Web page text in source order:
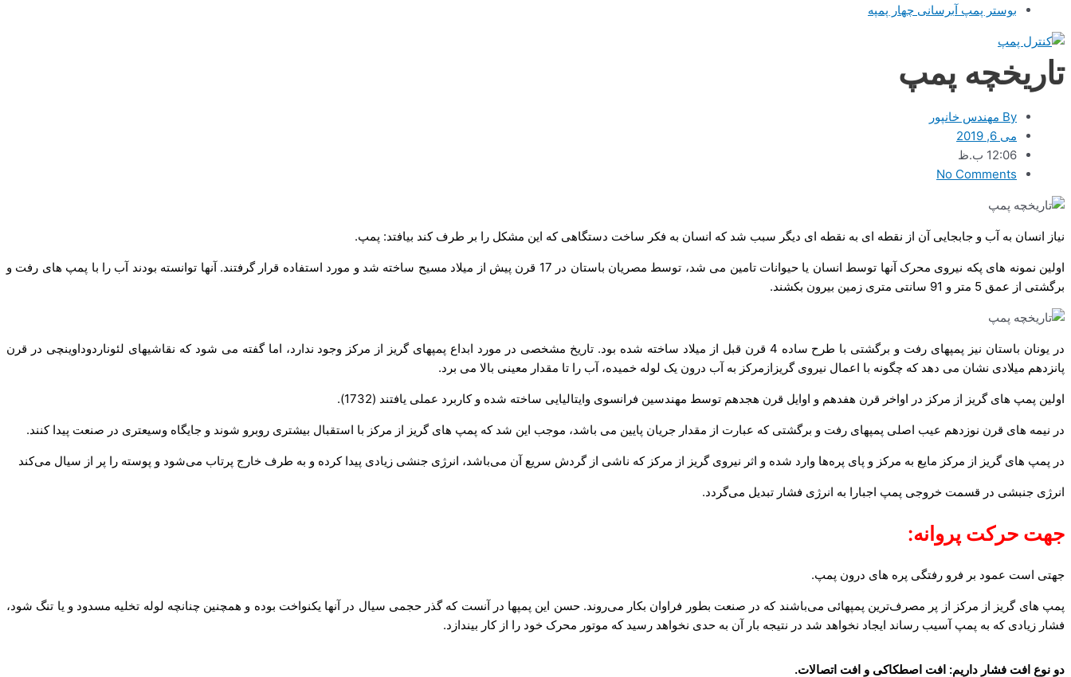
بوستر پمپ آبرسانی چهار پمپه
تاریخچه پمپ
By مهندس خانپور
می 6, 2019
12:06 ب.ظ
No Comments
نیاز انسان به آب و جابجایی آن از نقطه ای به نقطه ای دیگر سبب شد که انسان به فکر ساخت دستگاهی که این مشکل را بر طرف کند بیافتد: پمپ.
اولین نمونه های پکه نیروی محرک آنها توسط انسان یا حیوانات تامین می شد، توسط مصریان باستان در 17 قرن پیش از میلاد مسیح ساخته شد و مورد استفاده قرار گرفتند. آنها توانسته بودند آب را با پمپ های رفت و
برگشتی از عمق 5 متر و 91 سانتی متری زمین بیرون بکشند.
در یونان باستان نیز پمپهای رفت و برگشتی با طرح ساده 4 قرن قبل از میلاد ساخته شده بود. تاریخ مشخصی در مورد ابداع پمپهای گریز از مرکز وجود ندارد، اما گفته می شود که نقاشیهای لئوناردوداوینچی در قرن
پانزدهم میلادی نشان می دهد که چگونه با اعمال نیروی گریزازمرکز به آب درون یک لوله خمیده، آب را تا مقدار معینی بالا می برد.
اولین پمپ های گریز از مرکز در اواخر قرن هفدهم و اوایل قرن هجدهم توسط مهندسین فرانسوی وایتالیایی ساخته شده و کاربرد عملی یافتند (1732).
در نیمه های قرن نوزدهم عیب اصلی پمپهای رفت و برگشتی که عبارت از مقدار جریان پایین می باشد، موجب این شد که پمپ های گریز از مرکز با استقبال بیشتری روبرو شوند و جایگاه وسیعتری در صنعت پیدا کنند.
در پمپ های گریز از مرکز مایع به مرکز و پای پره‌ها وارد شده و اثر نیروی گریز از مرکز که ناشی از گردش سریع آن می‌باشد، انرژی جنشی زیادی پیدا کرده و به طرف خارج پرتاب می‌شود و پوسته را پر از سیال می‌کند
انرژی جنبشی در قسمت خروجی پمپ اجبارا به انرژی فشار تبدیل می‌گردد.
جهت حرکت پروانه:
جهتی است عمود بر فرو رفتگی پره های درون پمپ.
پمپ های گریز از مرکز از پر مصرف‌ترین پمپهائی می‌باشند که در صنعت بطور فراوان بکار می‌روند. حسن این پمپها در آنست که گذر حجمی سیال در آنها یکنواخت بوده و همچنین چنانچه لوله تخلیه مسدود و یا تنگ شود،
فشار زیادی که به پمپ آسیب رساند ایجاد نخواهد شد در نتیجه بار آن به حدی نخواهد رسید که موتور محرک خود را از کار بیندازد.
دو نوع افت فشار داریم: افت اصطکاکی و افت اتصالات.